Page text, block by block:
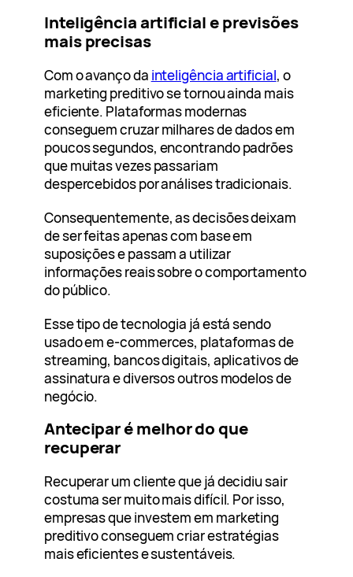
Inteligência artificial e previsões
mais precisas
Com o avanço da inteligência artificial, o
marketing preditivo se tornou ainda mais
eficiente. Plataformas modernas
conseguem cruzar milhares de dados em
poucos segundos, encontrando padrões
que muitas vezes passariam
despercebidos por análises tradicionais.
Consequentemente, as decisões deixam
de ser feitas apenas com base em
suposições e passam a utilizar
informações reais sobre o comportamento
do público.
Esse tipo de tecnologia já está sendo
usado em e-commerces, plataformas de
streaming, bancos digitais, aplicativos de
assinatura e diversos outros modelos de
negócio.
Antecipar é melhor do que
recuperar
Recuperar um cliente que já decidiu sair
costuma ser muito mais difícil. Por isso,
empresas que investem em marketing
preditivo conseguem criar estratégias
mais eficientes e sustentáveis.